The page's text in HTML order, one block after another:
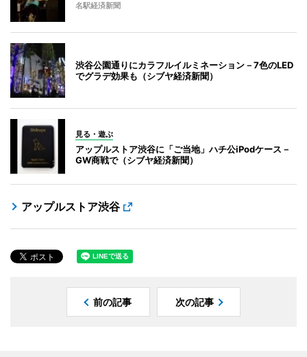
名駅経済新聞
渋谷公園通りにカラフルイルミネーション－7色のLED
でグラデ効果も（シブヤ経済新聞）
見る・遊ぶ
アップルストア渋谷に「ご当地」ハチ公iPodケース－
GW商戦で（シブヤ経済新聞）
アップルストア渋谷
前の記事 次の記事